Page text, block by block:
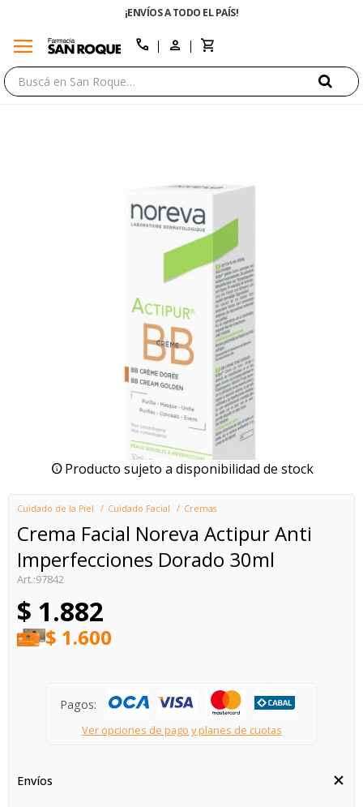
¡ENVÍOS A TODO EL PAÍS!
menu call
Producto sujeto a disponibilidad de stock
Cuidado de la Piel Cuidado Facial Cremas
Crema Facial Noreva Actipur Anti
Imperfecciones Dorado 30ml
97842
$ 1.882
$ 1.600
Pagos:
Ver opciones de pago y planes de cuotas
Envíos
close